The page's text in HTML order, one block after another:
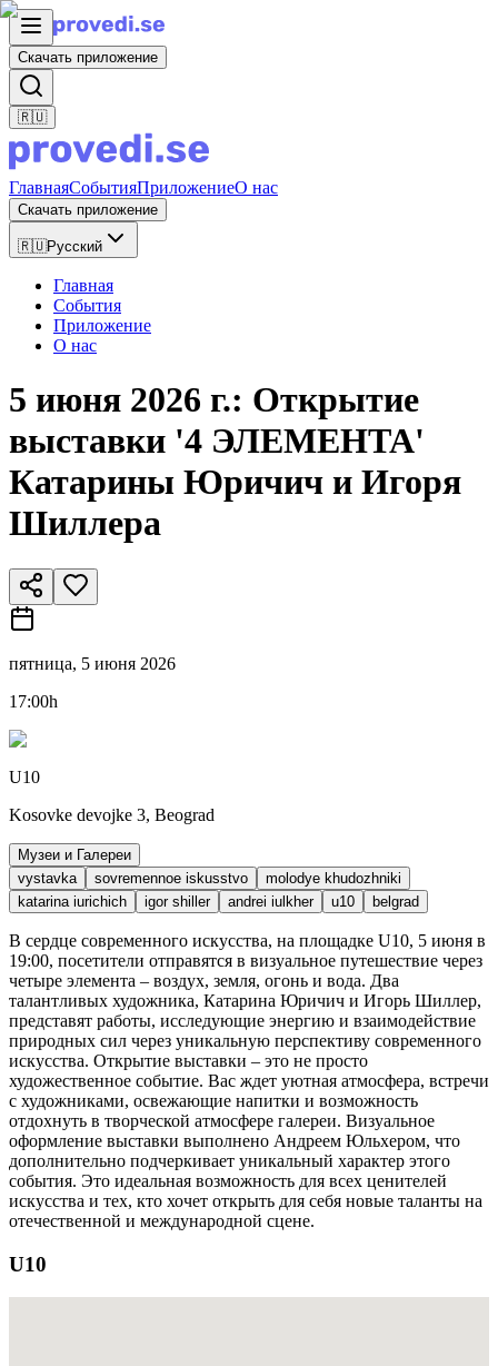
Скачать приложение
🇷🇺
ГлавнаяСобытияПриложениеО нас
Скачать приложение
🇷🇺Русский
Главная
События
Приложение
О нас
5 июня 2026 г.: Открытие
выставки '4 ЭЛЕМЕНТА'
Катарины Юричич и Игоря
Шиллера
пятница, 5 июня 2026
17:00h
U10
Kosovke devojke 3, Beograd
Музеи и Галереи
vystavka
sovremennoe iskusstvo
molodye khudozhniki
katarina iurichich
igor shiller andrei iulkher u10 belgrad
В сердце современного искусства, на площадке U10, 5 июня в
19:00, посетители отправятся в визуальное путешествие через
четыре элемента – воздух, земля, огонь и вода. Два
талантливых художника, Катарина Юричич и Игорь Шиллер,
представят работы, исследующие энергию и взаимодействие
природных сил через уникальную перспективу современного
искусства. Открытие выставки – это не просто
художественное событие. Вас ждет уютная атмосфера, встречи
с художниками, освежающие напитки и возможность
отдохнуть в творческой атмосфере галереи. Визуальное
оформление выставки выполнено Андреем Юльхером, что
дополнительно подчеркивает уникальный характер этого
события. Это идеальная возможность для всех ценителей
искусства и тех, кто хочет открыть для себя новые таланты на
отечественной и международной сцене.
U10